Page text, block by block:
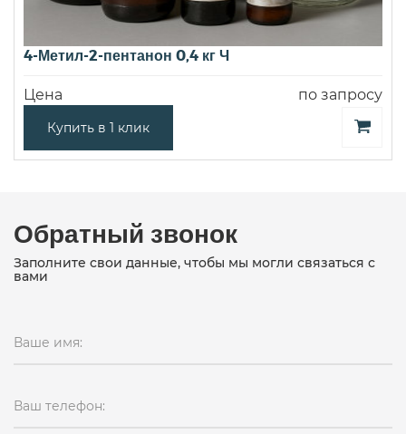
4-Метил-2-пентанон 0,4 кг Ч
Цена по запросу
Купить в 1 клик
Обратный звонок
Заполните свои данные, чтобы мы могли связаться с
вами
Ваше имя:
Ваш телефон: